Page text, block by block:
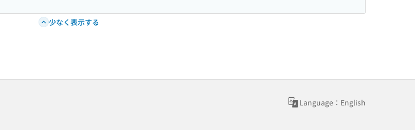
少なく表示する
Language：English